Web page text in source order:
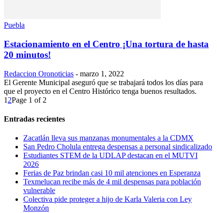
Puebla
Estacionamiento en el Centro ¡Una tortura de hasta
20 minutos!
Redaccion Oronoticias - marzo 1, 2022
El Gerente Municipal aseguró que se trabajará todos los días para
que el proyecto en el Centro Histórico tenga buenos resultados.
1 2Page 1 of 2
Entradas recientes
Zacatlán lleva sus manzanas monumentales a la CDMX
San Pedro Cholula entrega despensas a personal sindicalizado
Estudiantes STEM de la UDLAP destacan en el MUTVI
2026
Ferias de Paz brindan casi 10 mil atenciones en Esperanza
Texmelucan recibe más de 4 mil despensas para población
vulnerable
Colectiva pide proteger a hijo de Karla Valeria con Ley
Monzón